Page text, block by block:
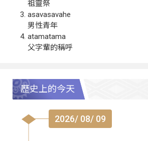
祖靈祭
asavasavahe
男性青年
atamatama
父字輩的稱呼
歷史上的今天
2026/ 08/ 09